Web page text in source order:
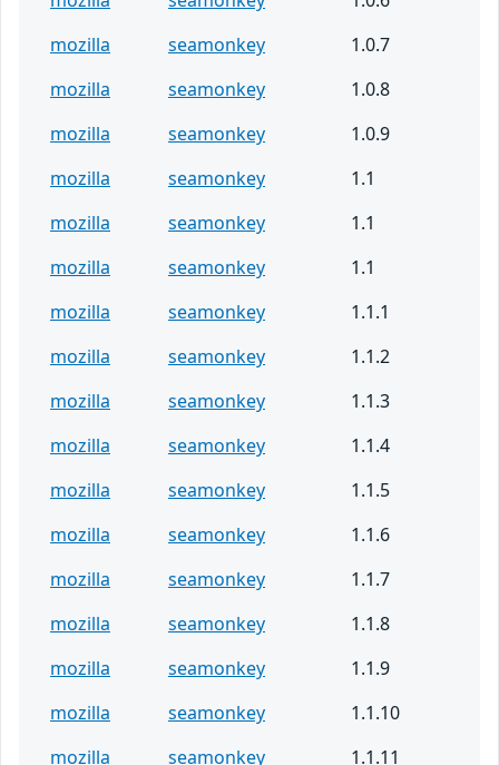
mozilla
seamonkey
1.0.7
mozilla
seamonkey
1.0.8
mozilla
seamonkey
1.0.9
mozilla
seamonkey
1.1
mozilla
seamonkey
1.1
mozilla
seamonkey
1.1
mozilla
seamonkey
1.1.1
mozilla
seamonkey
1.1.2
mozilla
seamonkey
1.1.3
mozilla
seamonkey
1.1.4
mozilla
seamonkey
1.1.5
mozilla
seamonkey
1.1.6
mozilla
seamonkey
1.1.7
mozilla
seamonkey
1.1.8
mozilla
seamonkey
1.1.9
mozilla
seamonkey
1.1.10
mozilla
seamonkey 1.1.11